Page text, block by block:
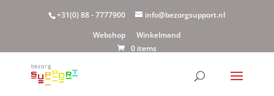
+31(0) 88 - 7777900
info@bezorgsupport.nl
Webshop
Winkelmand
0 items